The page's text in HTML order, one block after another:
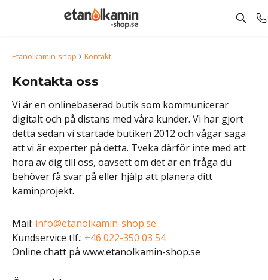
Etanolkamin-shop › Kontakt
Kontakta oss
Vi är en onlinebaserad butik som kommunicerar
digitalt och på distans med våra kunder. Vi har gjort
detta sedan vi startade butiken 2012 och vågar säga
att vi är experter på detta. Tveka därför inte med att
höra av dig till oss, oavsett om det är en fråga du
behöver få svar på eller hjälp att planera ditt
kaminprojekt.
Mail: info@etanolkamin-shop.se
Kundservice tlf.: +46 022-350 03 54
Online chatt på www.etanolkamin-shop.se